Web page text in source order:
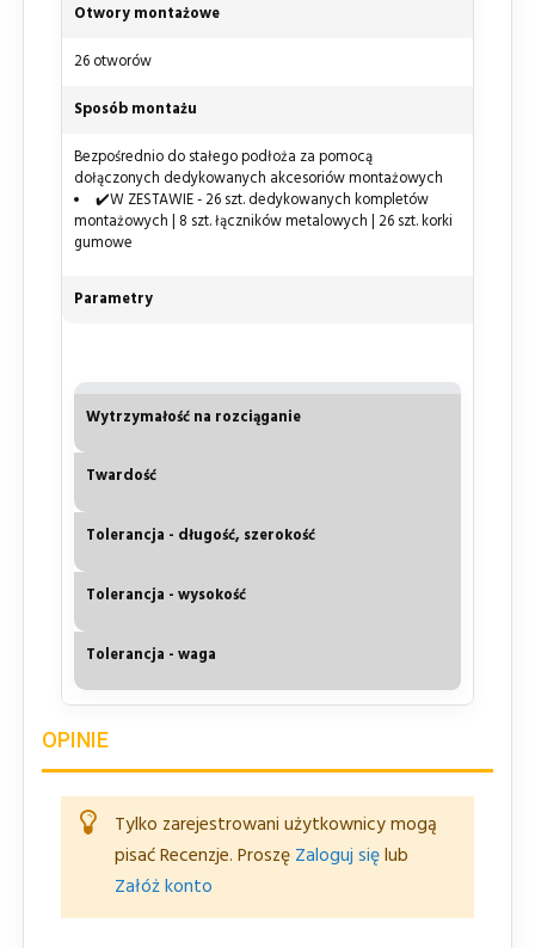
Otwory montażowe
26 otworów
Sposób montażu
Bezpośrednio do stałego podłoża za pomocą
dołączonych dedykowanych akcesoriów montażowych
✔️W ZESTAWIE - 26 szt. dedykowanych kompletów
montażowych | 8 szt. łączników metalowych | 26 szt. korki
gumowe
Parametry
Wartość
Norma/Metoda
Wytrzymałość na rozciąganie
≥ 4,0
MPa
PN-ISO 37
Twardość
≥ 60
°ShA
PN-EN ISO 868:2005
Tolerancja - długość, szerokość
± 2
%
Tolerancja - wysokość
± 4
od nominalnego
Tolerancja - waga
%
od nominalnego
OPINIE
Tylko zarejestrowani użytkownicy mogą
pisać Recenzje. Proszę Zaloguj sięlub
Załóż konto